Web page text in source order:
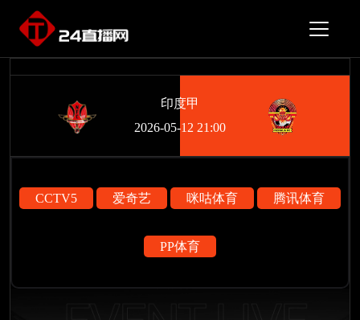
印度甲
2026-05-12 21:00
CCTV5 爱奇艺 咪咕体育 腾讯体育
PP体育